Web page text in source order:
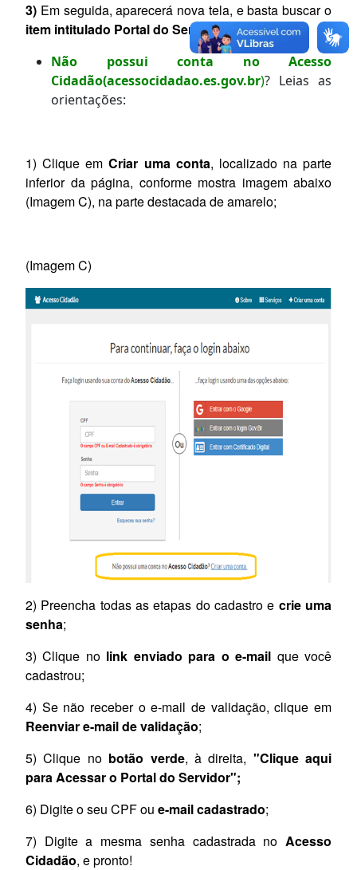
3) Em seguida, aparecerá nova tela, e basta buscar o
item intitulado Portal do Servidor.
Não possui conta no Acesso
Cidadão(acessocidadao.es.gov.br)? Leias as
orientações:
1) Clique emCriar uma conta, localizado na parte
inferior da página, conforme mostra imagem abaixo
(Imagem C), na parte destacada de amarelo;
(Imagem C)
2) Preencha todas as etapas do cadastro e crie uma
senha;
3) Clique no link enviado para o e-mail que você
cadastrou;
4) Se não receber o e-mail de validação, clique em
Reenviar e-mail de validação;
5) Clique no botão verde, à direita, "Clique aqui
para Acessar o Portal do Servidor";
6) Digite o seu CPF ou e-mail cadastrado;
7) Digite a mesma senha cadastrada no Acesso
Cidadão, e pronto!